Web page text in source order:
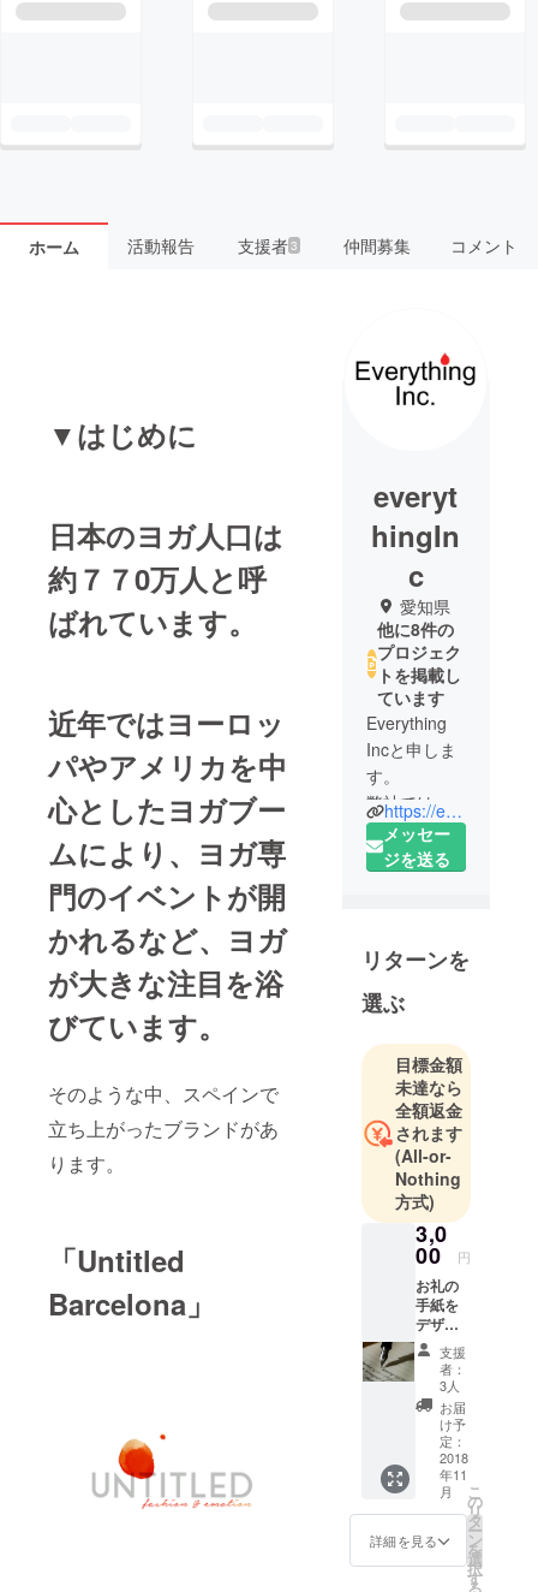
ホーム 活動報告 支援者3 仲間募集 コメント
▼はじめに
日本のヨガ人口は
約７７0万人と呼
ばれています。
近年ではヨーロッ
パやアメリカを中
心としたヨガブー
ムにより、ヨガ専
門のイベントが開
かれるなど、ヨガ
が大きな注目を浴
びています。
そのような中、スペインで
立ち上がったブランドがあ
ります。
「Untitled
Barcelona 」
everyt
hingIn
c
愛知県
他に8件の
プロジェク
トを掲載し
ています
Everything
Incと申しま
す。
弊社では
様々な海外
の製品を日
在はヨー
ロッパ系の
ブランドを
中心に幅広
く扱ってお
ります。
載せている
プロジェク
トやその他
何か気にな
ることがご
ざいました
らお気軽に
ご相談くだ
さい。
https://everything-365.weebly.com/
メッセー
ジを送る
リターンを
選ぶ
目標金額
未達なら
全額返金
されます
(All-or-
Nothing
方式)
3,0
00 円
お礼の
手紙を
デザイ
ナーの
Gissell
e氏と E
ｖｅｒ
ｙｔｈ
ｉｎｇ
代表の
秋葉 よ
り頂戴
し、お
送りい
たしま
す。
支援
者：
3人
お届
け予
定：
2018
年11
月
詳細を見る
こ
の
リ
タ
ー
ン
を
選
択
す